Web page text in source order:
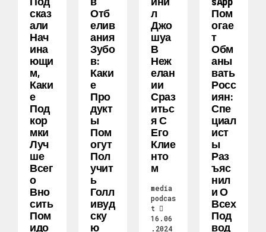
Сказ
Али
Нач
Ина
Ющи
М,
Каки
Е
Под
Кор
Мки
Луч
Ше
Всег
О
Вно
Сить
Пом
Идо
Отб
Елив
Ания
Зубо
В:
Каки
Е
Про
Дукт
Ы
Пом
Огут
Пол
Учит
Ь
Голл
Ивуд
Ску
Ю
Л
Джо
Шуа
В
Неж
Елан
Ии
Сраз
Итьс
Я С
Его
Клие
Нто
М
media
podcas
t
16.06
.2024
Пом
Огае
Т
Обм
Аны
Вать
Росс
Иян:
Спе
Циал
Ист
Ы
Раз
Ъяс
Нил
И О
Всех
Под
Вод